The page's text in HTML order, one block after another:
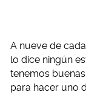
A nueve de
lo dice ningún
tenemos
para hacer uno